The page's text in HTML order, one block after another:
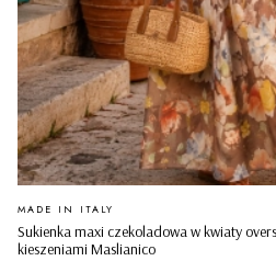
Sukienka maxi czekoladowa w kwiaty
kieszeniami Maslianico
PRODUCENT
MADE IN ITALY